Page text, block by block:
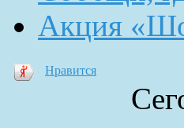
Акция
Нравится